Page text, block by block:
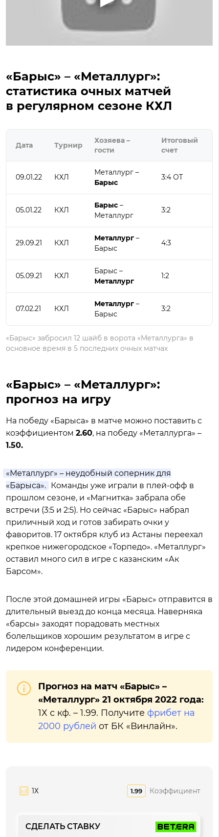
«Барыс» – «Металлург»:
статистика очных матчей
в регулярном сезоне КХЛ
Дата Турнир
Хозяева –
гости
Итоговый
счет
09.01.22 КХЛ
Металлург –
Барыс
3:4 ОТ
05.01.22 КХЛ
Барыс –
Металлург
3:2
29.09.21 КХЛ
Металлург –
Барыс
4:3
05.09.21 КХЛ
Барыс –
Металлург
1:2
07.02.21 КХЛ
Металлург –
Барыс
3:2
«Барыс» забросил 12 шайб в ворота «Металлурга» в
основное время в 5 последних очных матчах
«Барыс» – «Металлург»:
прогноз на игру
На победу «Барыса» в матче можно поставить с
коэффициентом 2.60, на победу «Металлурга» –
1.50.
«Металлург» – неудобный соперник для
«Барыса». Команды уже играли в плей-офф в
прошлом сезоне, и «Магнитка» забрала обе
встречи (3:5 и 2:5). Но сейчас «Барыс» набрал
приличный ход и готов забирать очки у
фаворитов. 17 октября клуб из Астаны переехал
крепкое нижегородское «Торпедо». «Металлург»
оставил много сил в игре с казанским «Ак
Барсом».
После этой домашней игры «Барыс» отправится в
длительный выезд до конца месяца. Наверняка
«барсы» заходят порадовать местных
болельщиков хорошим результатом в игре с
лидером конференции.
Прогноз на матч «Барыс» –
«Металлург» 21 октября 2022 года:
1Х с кф. – 1.99. Получите фрибет на
2000 рублей от БК «Винлайн».
1Х 1.99 Коэффициент
СДЕЛАТЬ СТАВКУ